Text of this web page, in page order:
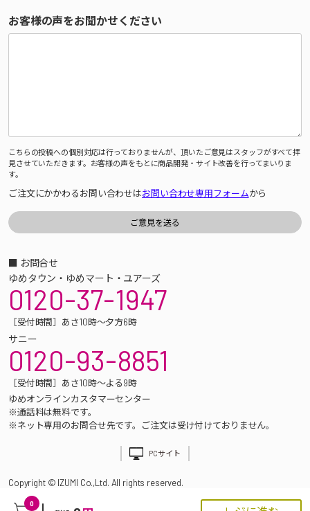
0
お客様の声をお聞かせください
こちらの投稿への個別対応は行っておりませんが、頂いたご意見はスタッフがすべて拝
見させていただきます。お客様の声をもとに商品開発・サイト改善を行ってまいりま
す。
ご注文にかかわるお問い合わせはお問い合わせ専用フォームから
■ お問合せ
ゆめタウン・ゆめマート・ユアーズ
0120-37-1947
［受付時間］あさ10時～夕方6時
サニー
0120-93-8851
［受付時間］あさ10時～よる9時
ゆめオンラインカスタマーセンター
※通話料は無料です。
※ネット専用のお問合せ先です。ご注文は受け付けておりません。
PCサイト
Copyright © IZUMI Co.,Ltd. All rights reserved.